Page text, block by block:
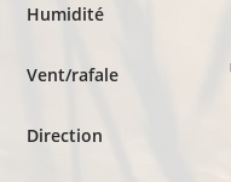
Humidité
Vent/rafale
Direction